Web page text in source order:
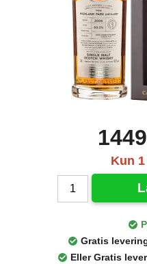
Kun
Gratis
Eller Gratis